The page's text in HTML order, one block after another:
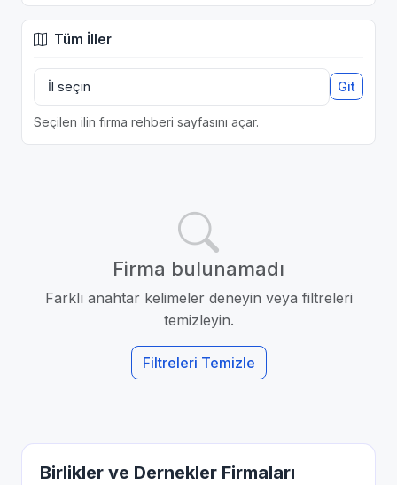
Tüm İller
Git
Seçilen ilin firma rehberi sayfasını açar.
Firma bulunamadı
Farklı anahtar kelimeler deneyin veya filtreleri
temizleyin.
Filtreleri Temizle
Birlikler ve Dernekler Firmaları